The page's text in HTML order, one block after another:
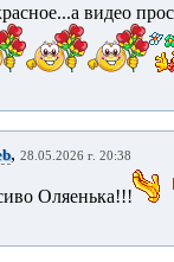
видео
, 28.05.2026 г. 20:38
Оляенька!!!